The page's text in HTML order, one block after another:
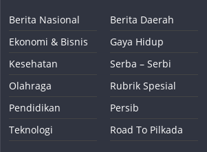
Berita Nasional
Ekonomi & Bisnis
Kesehatan
Olahraga
Pendidikan
Teknologi
Berita Daerah
Gaya Hidup
Serba – Serbi
Rubrik Spesial
Persib
Road To Pilkada